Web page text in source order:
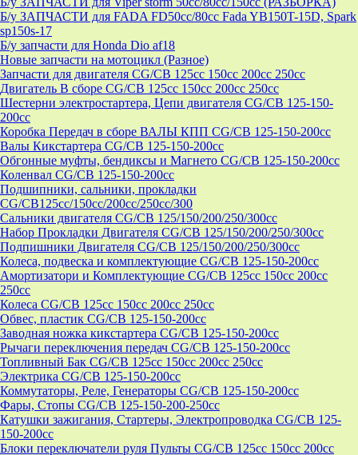
Б/у ЗАПЧАСТИ для FADA FD50cc/80cc Fada YB150T-15D, Spark
sp150s-17
Б/у запчасти для Honda Dio af18
Новые запчасти на мотоцикл (Разное)
Запчасти для двигателя CG/CB 125cc 150cc 200cc 250cc
Двигатель В сборе CG/CB 125cc 150cc 200cc 250cc
Шестерни электростартера, Цепи двигателя CG/CB 125-150-
200cc
Коробка Передач в сборе ВАЛЫ КПП CG/CB 125-150-200cc
Валы Кикстартера CG/CB 125-150-200cc
Обгонные муфты, бендиксы и Магнето CG/CB 125-150-200cc
Коленвал CG/CB 125-150-200cc
Подшипники, сальники, прокладки
CG/CB125сс/150cc/200cc/250cc/300
Сальники двигателя CG/CB 125/150/200/250/300cc
Набор Прокладки Двигателя CG/CB 125/150/200/250/300cc
Подпишники Двигателя CG/CB 125/150/200/250/300cc
Колеса, подвеска и комплектующие CG/CB 125-150-200cc
Амортизатори и Комплектующие CG/CB 125cc 150cc 200cc
250cc
Колеса CG/CB 125cc 150cc 200cc 250cc
Обвес, пластик CG/CB 125-150-200cc
Заводная ножка кикстартера CG/CB 125-150-200cc
Рычаги переключения передач CG/CB 125-150-200cc
Топливный Бак CG/CB 125cc 150cc 200cc 250cc
Электрика CG/CB 125-150-200cc
Коммутаторы, Реле, Генераторы CG/CB 125-150-200cc
Фары, Стопы CG/CB 125-150-200-250cc
Катушки зажигания, Стартеры, Электропроводка CG/CB 125-
150-200cc
Блоки переключатели руля Пульты CG/CB 125cc 150cc 200cc